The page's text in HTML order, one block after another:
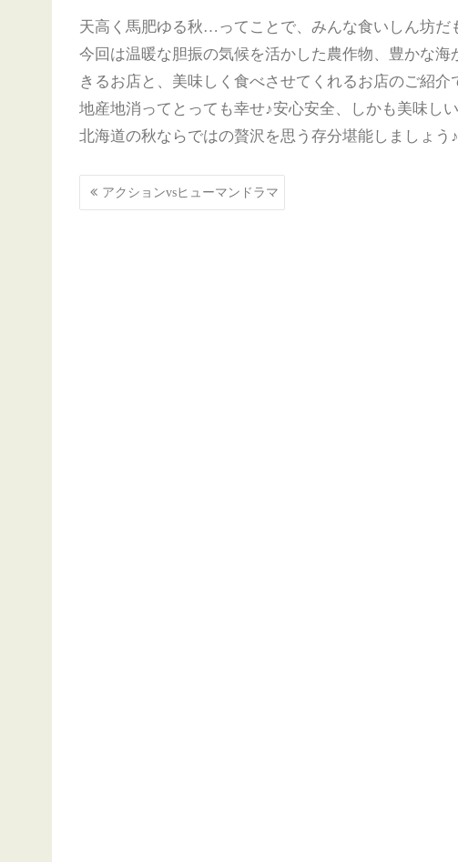
天高く馬肥ゆる秋…ってことで、みんな食いしん坊だ
今回は温暖な胆振の気候を活かした農作物、豊かな
きるお店と、美味しく食べさせてくれるお店のご紹介
地産地消ってとっても幸せ♪安心安全、しかも美味しい
北海道の秋ならではの贅沢を思う存分堪能しましょう♪
投 アクションvsヒューマンドラマ